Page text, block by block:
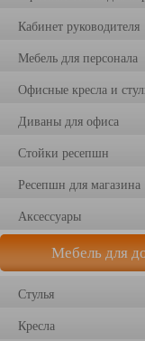
Кабинет руководителя
Мебель для персонала
Офисные кресла и
Диваны для офиса
Стойки ресепшн
Ресепшн для магазина
Аксессуары
Мебель для
Стулья
Кресла